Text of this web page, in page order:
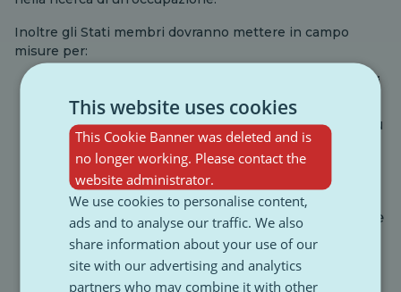
Inoltre gli Stati membri dovranno mettere in campo
misure per:
monitorare le percentuali elevate di tirocinanti
rispetto ai lavoratori presso lo stesso datore di
lavoro, con particolare attenzione ai casi in cui più
tirocini si susseguono senza poi prevedere un
reale inserimento nell’organico
contrastare la discriminazione e promuovere
l’accesso equo ai tirocini, soprattutto per persone
con minori opportunità
porre l’attenzione alla tutela del benessere e
This website uses cookies
This Cookie Banner was deleted and is
no longer working. Please contact the
website administrator.
We use cookies to personalise content,
ads and to analyse our traffic. We also
share information about your use of our
site with our advertising and analytics
partners who may combine it with other